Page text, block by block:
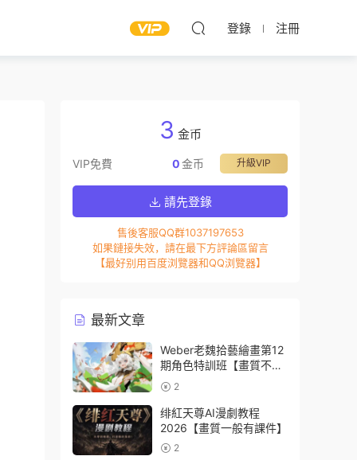
登錄 注冊
3 金币
VIP免費 升級VIP
0金币
請先登錄
售後客服QQ群1037197653
如果鏈接失效，請在最下方評論區留言
【最好别用百度浏覽器和QQ浏覽器】
最新文章
Weber老魏拾藝繪畫第12
期角色特訓班【畫質不錯
隻有視頻】
2
绯紅天尊AI漫劇教程
2026【畫質一般有課件】
2